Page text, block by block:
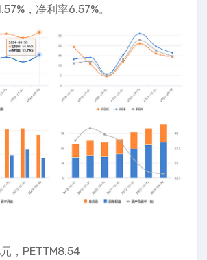
，净利率6.57%。
，PETTM8.54